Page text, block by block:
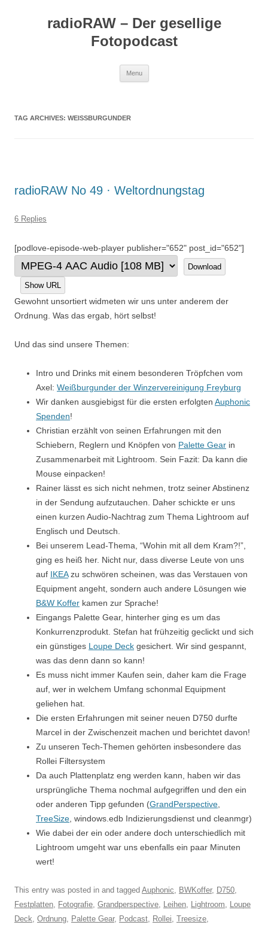
radioRAW – Der gesellige
Fotopodcast
Menu
TAG ARCHIVES: WEISSBURGUNDER
radioRAW No 49 · Weltordnungstag
6 Replies
[podlove-episode-web-player publisher="652" post_id="652"]
Download
Show URL
Gewohnt unsortiert widmeten wir uns unter anderem der
Ordnung. Was das ergab, hört selbst!
Und das sind unsere Themen:
Intro und Drinks mit einem besonderen Tröpfchen vom
Axel: Weißburgunder der Winzervereinigung Freyburg
Wir danken ausgiebigst für die ersten erfolgten Auphonic
Spenden!
Christian erzählt von seinen Erfahrungen mit den
Schiebern, Reglern und Knöpfen von Palette Gear in
Zusammenarbeit mit Lightroom. Sein Fazit: Da kann die
Mouse einpacken!
Rainer lässt es sich nicht nehmen, trotz seiner Abstinenz
in der Sendung aufzutauchen. Daher schickte er uns
einen kurzen Audio-Nachtrag zum Thema Lightroom auf
Englisch und Deutsch.
Bei unserem Lead-Thema, “Wohin mit all dem Kram?!”,
ging es heiß her. Nicht nur, dass diverse Leute von uns
auf IKEAzu schwören scheinen, was das Verstauen von
Equipment angeht, sondern auch andere Lösungen wie
B&W Koffer kamen zur Sprache!
Eingangs Palette Gear, hinterher ging es um das
Konkurrenzprodukt. Stefan hat frühzeitig geclickt und sich
ein günstiges Loupe Deck gesichert. Wir sind gespannt,
was das denn dann so kann!
Es muss nicht immer Kaufen sein, daher kam die Frage
auf, wer in welchem Umfang schonmal Equipment
geliehen hat.
Die ersten Erfahrungen mit seiner neuen D750 durfte
Marcel in der Zwischenzeit machen und berichtet davon!
Zu unseren Tech-Themen gehörten insbesondere das
Rollei Filtersystem
Da auch Plattenplatz eng werden kann, haben wir das
ursprüngliche Thema nochmal aufgegriffen und den ein
oder anderen Tipp gefunden (GrandPerspective
TreeSize , windows.edb Indizierungsdienst und cleanmgr)
Wie dabei der ein oder andere doch unterschiedlich mit
Lightroom umgeht war uns ebenfalls ein paar Minuten
wert!
This entry was posted in and tagged Auphonic, BWKoffer, D750,
Festplatten, Fotografie, Grandperspective, Leihen, Lightroom, Loupe
Deck, Ordnung, Palette Gear, Podcast, Rollei, Treesize,